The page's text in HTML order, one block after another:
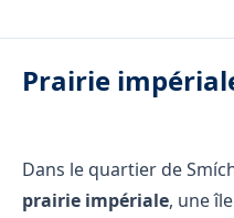
Prairie
Dans le quartier de
prairie impériale, une